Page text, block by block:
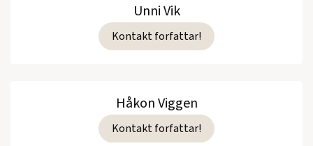
Unni Vik
Kontakt forfattar!
Håkon Viggen
Kontakt forfattar!